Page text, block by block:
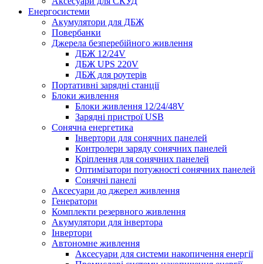
Енергосистеми
Акумулятори для ДБЖ
Повербанки
Джерела безперебійного живлення
ДБЖ 12/24V
ДБЖ UPS 220V
ДБЖ для роутерів
Портативні зарядні станції
Блоки живлення
Блоки живлення 12/24/48V
Зарядні пристрої USB
Сонячна енергетика
Інвертори для сонячних панелей
Контролери заряду сонячних панелей
Кріплення для сонячних панелей
Оптимізатори потужності сонячних панелей
Сонячні панелі
Аксесуари до джерел живлення
Генератори
Комплекти резервного живлення
Акумулятори для інвертора
Інвертори
Автономне живлення
Аксесуари для системи накопичення енергії